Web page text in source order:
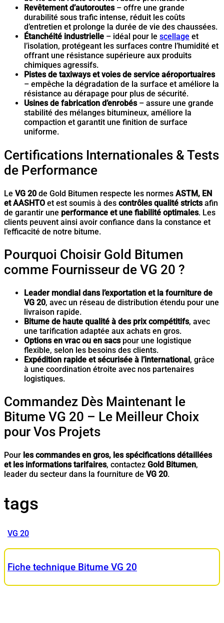
Revêtement d’autoroutes– offre une grande
durabilité sous trafic intense, réduit les coûts
d’entretien et prolonge la durée de vie des chaussées.
Étanchéité industrielle – idéal pour le scellage et
l’isolation, protégeant les surfaces contre l’humidité et
offrant une résistance supérieure aux produits
chimiques agressifs.
Pistes de taxiways et voies de service aéroportuaires
– empêche la dégradation de la surface et améliore la
résistance au dérapage pour plus de sécurité.
Usines de fabrication d’enrobés– assure une grande
stabilité des mélanges bitumineux, améliore la
compaction et garantit une finition de surface
uniforme.
Certifications Internationales & Tests
de Performance
Le VG 20 de Gold Bitumen respecte les normes ASTM, EN
et AASHTO et est soumis à des contrôles qualité strictsafin
de garantir une performance et une fiabilité optimales. Les
clients peuvent ainsi avoir confiance dans la constance et
l’efficacité de notre bitume.
Pourquoi Choisir Gold Bitumen
comme Fournisseur de VG 20 ?
Leader mondial dans l’exportation et la fourniture de
VG 20, avec un réseau de distribution étendu pour une
livraison rapide.
Bitume de haute qualité à des prix compétitifs, avec
une tarification adaptée aux achats en gros.
Options en vrac ou en sacspour une logistique
flexible, selon les besoins des clients.
Expédition rapide et sécurisée à l’international, grâce
à une coordination étroite avec nos partenaires
logistiques.
Commandez Dès Maintenant le
Bitume VG 20 – Le Meilleur Choix
pour Vos Projets
Pour les commandes en gros, les spécifications détaillées
et les informations tarifaires, contactez Gold Bitumen,
leader du secteur dans la fourniture de VG 20.
tags
VG 20
Fiche technique Bitume VG 20